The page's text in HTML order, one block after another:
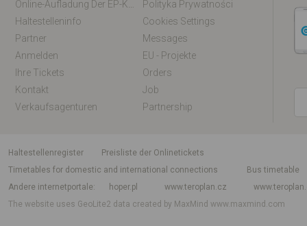
Polityka Prywatności
Haltestelleninfo
Cookies Settings
Partner
Messages
Anmelden
EU - Projekte
Ihre Tickets
Orders
Kontakt
Job
Verkaufsagenturen
Partnership
Haltestellenregister
Preisliste der Onlinetickets
Timetables for domestic and international connections
Bus timetable
Andere internetportale
hoper.pl www.teroplan.cz
The website uses GeoLite2 data created by MaxMindwww.maxmind.com